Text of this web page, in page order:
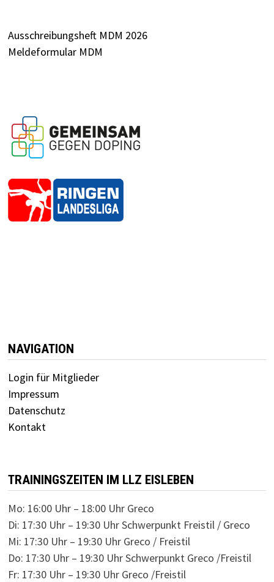
Ausschreibungsheft MDM 2026
Meldeformular MDM
NAVIGATION
Login für Mitglieder
Impressum
Datenschutz
Kontakt
TRAININGSZEITEN IM LLZ EISLEBEN
Mo: 16:00 Uhr – 18:00 Uhr Greco
Di: 17:30 Uhr – 19:30 Uhr Schwerpunkt Freistil / Greco
Mi: 17:30 Uhr – 19:30 Uhr Greco / Freistil
Do: 17:30 Uhr – 19:30 Uhr Schwerpunkt Greco /Freistil
Fr: 17:30 Uhr – 19:30 Uhr Greco /Freistil